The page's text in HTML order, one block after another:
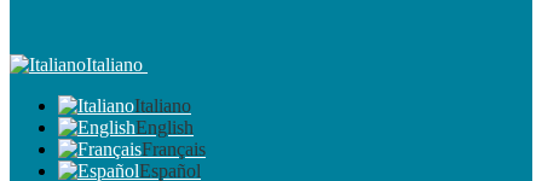
Italiano
Italiano
English
Français
Español